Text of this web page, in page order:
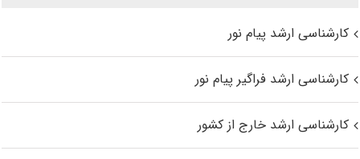
کارشناسی ارشد پیام نور
کارشناسی ارشد فراگیر پیام نور
کارشناسی ارشد خارج از کشور